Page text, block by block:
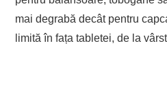
mai degrabă decât pentru
limită în fața tabletei, de la